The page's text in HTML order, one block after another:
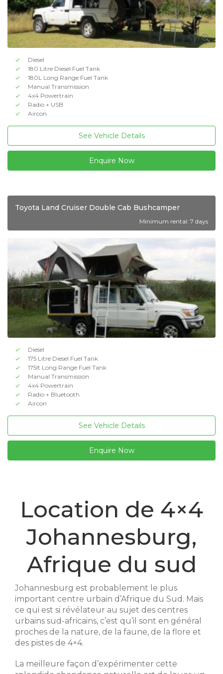
Diesel
180 Litre Diesel Fuel Tank
180L Long Range Fuel Tank
Manual Transmission
4x4 Powertrain
Radio + USB
Aircon
See Vehicle Details
Enquire Now
Toyota Land Cruiser Double Cab Bushcamper
Minimum rental: 7 days
Diesel
175 Litre Diesel Fuel Tank
175lt Long Range Fuel Tank
Manual Transmission
4x4 Powertrain
Radio + Bluetooth
Aircon
See Vehicle Details
Enquire Now
Location de 4×4
Johannesburg,
Afrique du sud
Johannesburg est probablement le plus
important centre urbain d’Afrique du Sud. Mais
ce qui est si révélateur au sujet des centres
urbains sud-africains, c’est qu’il sont en général
proches de la nature, de la faune, de la flore et
des pistes de 4×4.
La meilleure façon d’expérimenter cette